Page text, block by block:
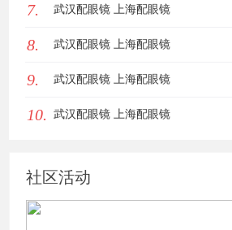
天堂
7. 武汉配眼镜 上海配眼镜
8. 武汉配眼镜 上海配眼镜
9. 武汉配眼镜 上海配眼镜
10. 武汉配眼镜 上海配眼镜
社区活动